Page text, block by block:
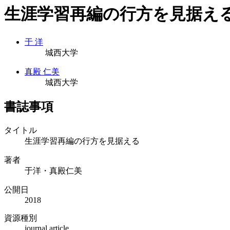
生涯学習再編の行方を見据え
于 洋
城西大学
真殿 仁美
城西大学
書誌事項
タイトル
生涯学習再編の行方を見据える
著者
于洋・真殿仁美
公開日
2018
資源種別
journal article